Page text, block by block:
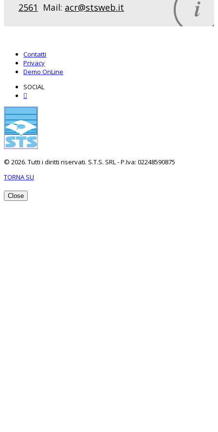
Software Strutturale
Topografia & Strade
2561
Mail: acr@stsweb.it
Contatti
Privacy
Demo OnLine
SOCIAL
© 2026. Tutti i diritti riservati. S.T.S. SRL - P.Iva: 02248590875
TORNA SU
Close